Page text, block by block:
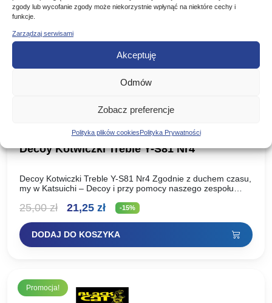
zgody lub wycofanie zgody może niekorzystnie wpłynąć na niektóre cechy i
funkcje.
Zarządzaj serwisami
Akceptuję
Odmów
Zobacz preferencje
Polityka plików cookiesPolityka Prywatności
Promocja!
Decoy Kotwiczki Treble Y-S81 Nr4
Decoy Kotwiczki Treble Y-S81 Nr4 Zgodnie z duchem czasu,
my w Katsuichi – Decoy i przy pomocy naszego zespołu
25,00zł
Pierwotna
cena
wynosiła:
21,25 złAktualna
cena
wynosi:
-15%
DODAJ DO KOSZYKA
Promocja!